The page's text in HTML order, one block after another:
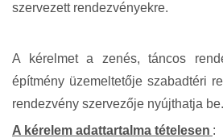
szervezett rendezvényekre.
A kérelmet a zenés, táncos
építmény üzemeltetője szabadtéri
rendezvény szervezője nyújthatja be.
A kérelem adattartalma tételesen :